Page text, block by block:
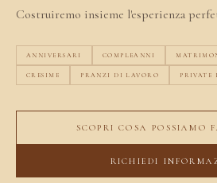
Costruiremo insieme l'esperienza
ANNIVERSARI COMPLEANNI
CRESIME PRANZI DI LAVORO PRIVATE
SCOPRI COSA POSSIAMO
RICHIEDI